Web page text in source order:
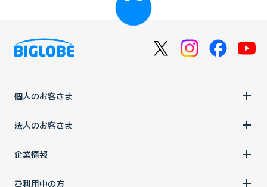
個人のお客さま
法人のお客さま
企業情報
ご利用中の方